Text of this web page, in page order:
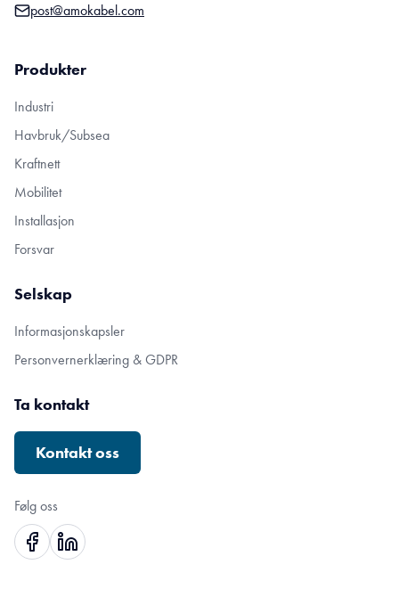
post@amokabel.com
Produkter
Industri
Havbruk/Subsea
Kraftnett
Mobilitet
Installasjon
Forsvar
Selskap
Informasjonskapsler
Personvernerklæring & GDPR
Ta kontakt
Kontakt oss
Følg oss